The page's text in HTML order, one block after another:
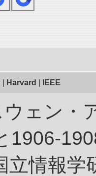
Harvard IEEE
ェン・
1906-
立情報